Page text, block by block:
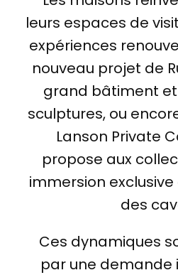
leurs espaces de
expériences
nouveau projet de
grand bâtiment
sculptures, ou
Lanson Private
propose aux
immersion
des
Ces dynamiques
par une